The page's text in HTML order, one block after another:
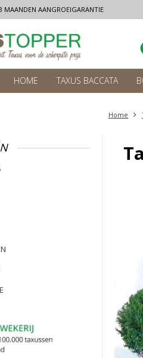
MAANDEN AANGROEIGARANTIE
HOME TAXUS BACCATA
Home